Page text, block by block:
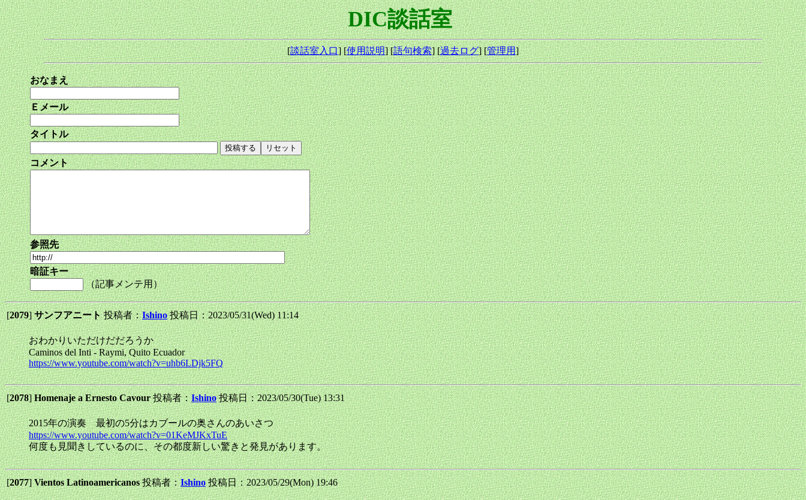
DIC談話室
[談話室入口] [使用説明] [語句検索] [過去ログ] [管理用]
おなまえ
Ｅメール
タイトル
コメント
参照先
暗証キー
（記事メンテ用）
[2079]サンフアニート投稿者：Ishino 投稿日：2023/05/31(Wed) 11:14
おわかりいただけだだろうか
Caminos del Inti - Raymi, Quito Ecuador
https://www.youtube.com/watch?v=uhb6LDjk5FQ
[2078]Homenaje a Ernesto Cavour投稿者：Ishino 投稿日：2023/05/30(Tue) 13:31
2015年の演奏 最初の5分はカブールの奥さんのあいさつ
https://www.youtube.com/watch?v=01KeMJKxTuE
何度も見聞きしているのに、その都度新しい驚きと発見があります。
[2077]Vientos Latinoamericanos投稿者：Ishino 投稿日：2023/05/29(Mon) 19:46